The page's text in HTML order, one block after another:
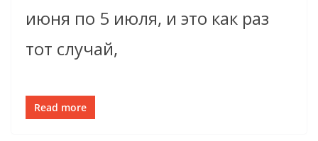
июня по 5 июля, и это как раз
тот случай,
Read more